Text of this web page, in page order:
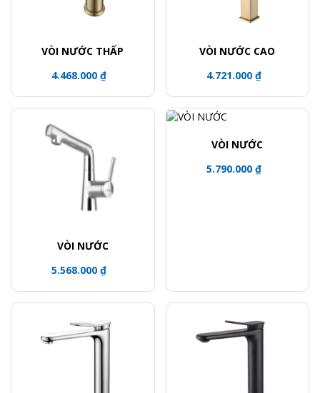
VÒI NƯỚC THẤP
4.468.000 ₫
VÒI NƯỚC CAO
4.721.000 ₫
VÒI NƯỚC
5.568.000 ₫
VÒI NƯỚC
5.790.000 ₫